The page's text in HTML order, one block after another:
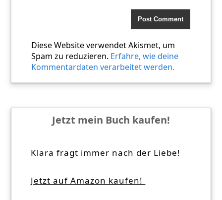
Diese Website verwendet Akismet, um
Spam zu reduzieren. Erfahre, wie deine
Kommentardaten verarbeitet werden.
Jetzt mein Buch kaufen!
Klara fragt immer nach der Liebe!
Jetzt auf Amazon kaufen!